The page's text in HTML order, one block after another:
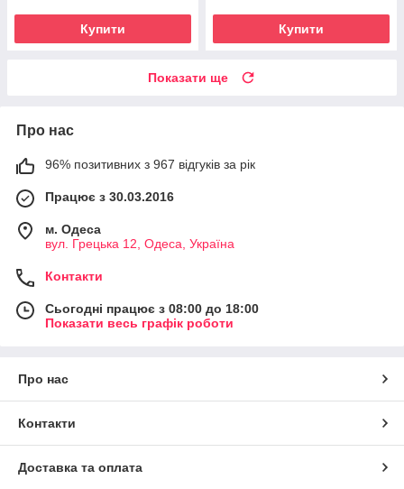
Купити Купити
Показати ще
Про нас
96% позитивних з 967 відгуків за рік
Працює з 30.03.2016
м. Одеса
вул. Грецька 12, Одеса, Україна
Контакти
Сьогодні працює з 08:00 до 18:00
Показати весь графік роботи
Про нас
Контакти
Доставка та оплата